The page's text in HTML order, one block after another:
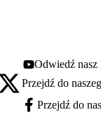
Youtube - otwiera się
Odwiedź nasz
X - otwiera się w nowej karcie
Przejdź do
Facebook - otwiera się
Przejdź do